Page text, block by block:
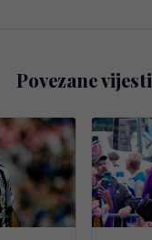
Povezane vijesti